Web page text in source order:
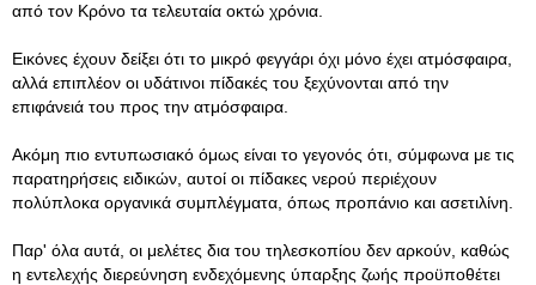
από τον Κρόνο τα τελευταία οκτώ χρόνια.
Εικόνες έχουν δείξει ότι το μικρό φεγγάρι όχι μόνο έχει ατμόσφαιρα,
αλλά επιπλέον οι υδάτινοι πίδακές του ξεχύνονται από την
επιφάνειά του προς την ατμόσφαιρα.
Ακόμη πιο εντυπωσιακό όμως είναι το γεγονός ότι, σύμφωνα με τις
παρατηρήσεις ειδικών, αυτοί οι πίδακες νερού περιέχουν
πολύπλοκα οργανικά συμπλέγματα, όπως προπάνιο και ασετιλίνη.
Παρ' όλα αυτά, οι μελέτες δια του τηλεσκοπίου δεν αρκούν, καθώς
η εντελεχής διερεύνηση ενδεχόμενης ύπαρξης ζωής προϋποθέτει